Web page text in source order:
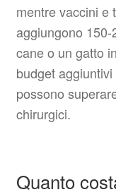
mentre vaccini e
aggiungono 150-
cane o un gatto
budget
possono
chirurgici.
Quanto